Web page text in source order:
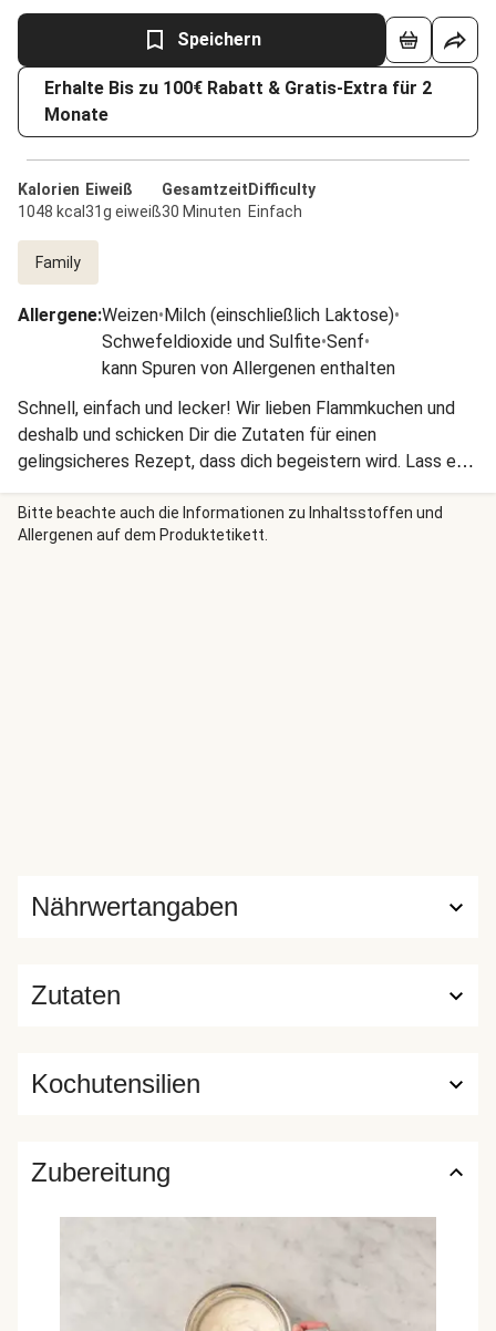
Speichern
Erhalte Bis zu 100€ Rabatt & Gratis-Extra für 2
Monate
Kalorien
1048 kcal
Eiweiß
31g eiweiß
Gesamtzeit
30 Minuten
Difficulty
Einfach
Family
Allergene:Weizen•Milch (einschließlich Laktose)•
Schwefeldioxide und Sulfite•Senf•
kann Spuren von Allergenen enthalten
Schnell, einfach und lecker! Wir lieben Flammkuchen und
deshalb und schicken Dir die Zutaten für einen
gelingsicheres Rezept, dass dich begeistern wird. Lass es
Dir schmecken!
Bitte beachte auch die Informationen zu Inhaltsstoffen und
Allergenen auf dem Produktetikett.
Zutaten
Nährwertangaben
Kochutensilien
Zubereitung